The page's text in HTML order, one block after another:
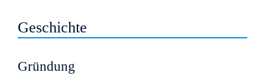
Geschichte
Gründung